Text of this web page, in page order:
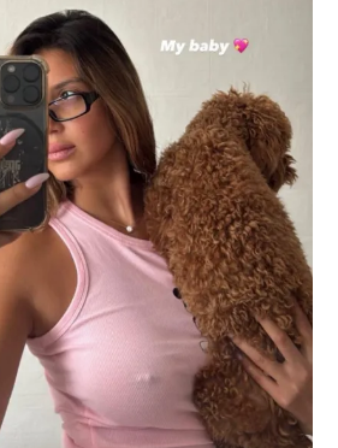
לוח דרושים – ג'ובנט
תגיות
המגזין